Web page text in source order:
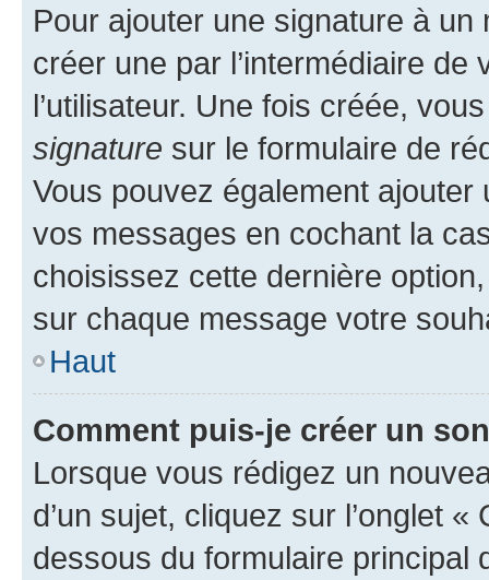
Pour ajouter une signature à un
créer une par l’intermédiaire
l’utilisateur. Une fois créée,
signature sur le formulaire de
Vous pouvez également
vos messages en cochant la
choisissez cette dernière
sur chaque message votre
Haut
Comment puis-je créer un
Lorsque vous rédigez un
d’un sujet, cliquez sur l’onglet
dessous du formulaire principal